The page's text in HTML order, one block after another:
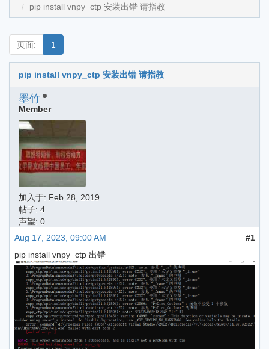
pip install vnpy_ctp 安装出错 请指教
页面: 1
pip install vnpy_ctp 安装出错 请指教
墨竹
Member
加入于: Feb 28, 2019
帖子: 4
声望: 0
Aug 17, 2023, 09:00 AM
#1
pip install vnpy_ctp 出错